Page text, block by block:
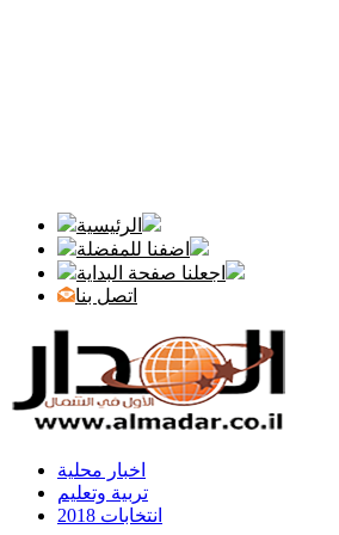
الرئيسية
اضفنا للمفضلة
اجعلنا صفحة البداية
اتصل بنا
اخبار محلية
تربية وتعليم
انتخابات 2018